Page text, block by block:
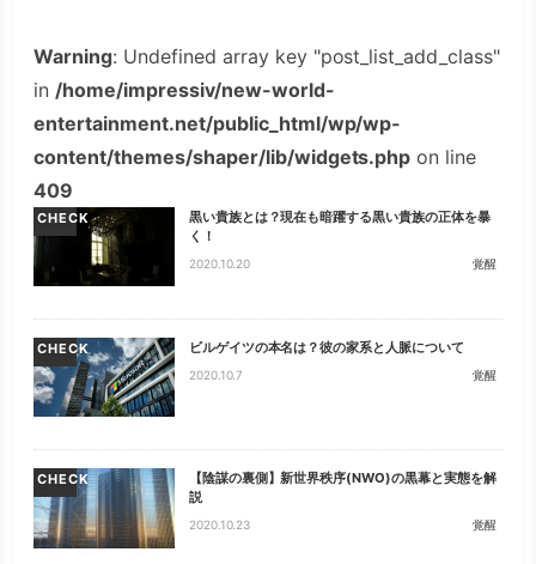
Warning: Undefined array key "post_list_add_class"
in /home/impressiv/new-world-
entertainment.net/public_html/wp/wp-
content/themes/shaper/lib/widgets.php on line
409
CHECK
黒い貴族とは？現在も暗躍する黒い貴族の正体を暴
く！
2020.10.20 覚醒
CHECK ビルゲイツの本名は？彼の家系と人脈について
2020.10.7 覚醒
CHECK
【陰謀の裏側】新世界秩序(NWO)の黒幕と実態を解
説
2020.10.23 覚醒